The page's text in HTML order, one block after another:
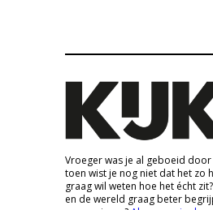
Vroeger was je al geboeid
toen wist je nog niet dat het zo
graag wil weten hoe het écht
en de wereld graag beter